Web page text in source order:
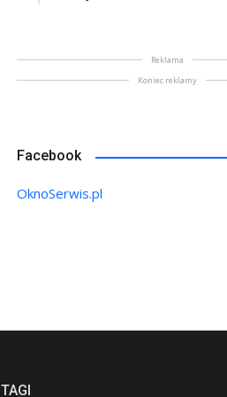
Reklama
Koniec reklamy
Facebook
OknoSerwis.pl
TAGI